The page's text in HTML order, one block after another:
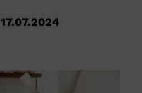
17.07.2024